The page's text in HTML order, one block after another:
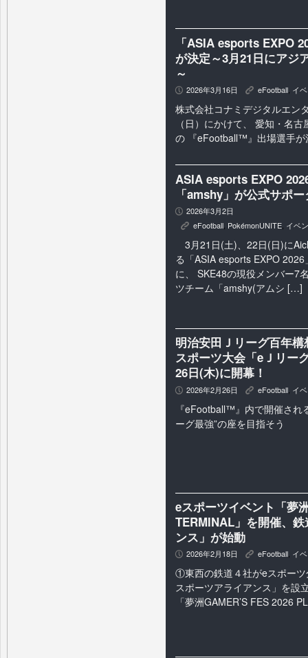
「ASIA esports EXPO
が決定～3月21日にアジ
～
P 2026年3月16日 K eFootball イ
株式会社コナミデジタルエン
（日）にかけて、 愛知・名
の 『eFootball™』出場選手
ASIA esports EXPO
「amshy」が公式サポ
P 2026年3月2日
K eFootball PokémonUNITE イベ
3月21日(土)、22日(日)に
る「ASIA esports EXPO
に、 SKE48の現役メンバー7
ツチーム「amshy(アムシ […]
明治安田Ｊリーグ百年
スポーツ大会「eＪリー
26日(木)に開幕！
P 2026年2月26日 K eFootball イ
『eFootball™』内で開催され
ーグ最強”の座を目指そう
eスポーツイベント「夢
TERMINAL」を開催、
ンス」が始動
P 2026年2月18日 K eFootball, イ
①東西の鉄道４社がeスポー
スポーツアライアンス」を
「夢洲GAMER’S FES 2026